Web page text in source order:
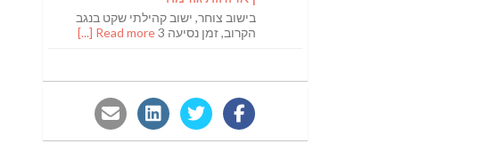
בישוב צוחר, ישוב קהילתי שקט בנגב
הקרוב, זמן נסיעה 3
Read more [...]